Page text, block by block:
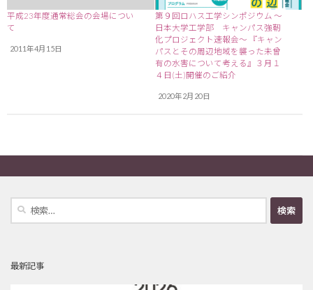
平成23年度通常総会の会場につい
て
2011年4月15日
第９回ロハス工学シンポジウム ～
日本大学工学部 キャンパス強靭
化プロジェクト速報会～ 『キャン
パスとその周辺地域を襲った未曾
有の水害について考える』３月１
４日(土)開催のご紹介
2020年2月20日
検
最新記事